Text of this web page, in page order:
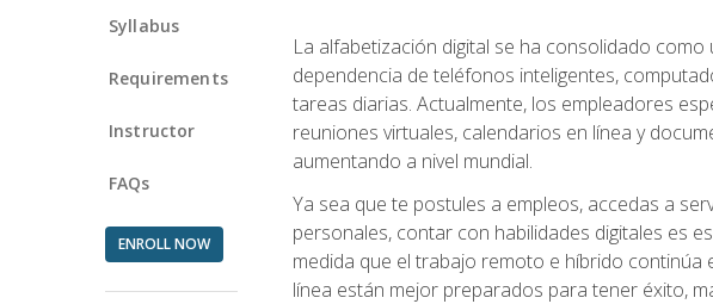
Syllabus
Requirements
Instructor
FAQs
ENROLL NOW
La alfabetización digital se ha consolidado
dependencia de teléfonos inteligentes,
tareas diarias. Actualmente, los empleadores
reuniones virtuales, calendarios en línea y
aumentando a nivel mundial.
Ya sea que te postules a empleos, accedas a
personales, contar con habilidades digitales es
medida que el trabajo remoto e híbrido continúa
línea están mejor preparados para tener éxito,